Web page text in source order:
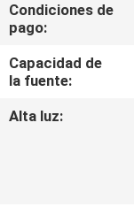
PIDA
UNA
CITA
Condiciones de
pago:
Capacidad de
la fuente:
Alta luz: